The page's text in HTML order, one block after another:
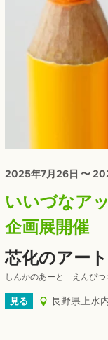
2025年7月26日 〜
いいづなア
企画展開催
芯化のアー
しんかのあーと えんぴつ
見る 長野県上水